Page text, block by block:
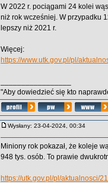
W 2022 r. pociągami 24 kolei
niż rok wcześniej. W przypadku
lepszy niż 2021 r.
Więcej:
https://www.utk.gov.pl/pl/
"Aby dowiedzieć się kto
Wysłany: 23-04-2024, 00:34
Miniony rok pokazał, że koleje
948 tys. osób. To prawie
https://utk.gov.pl/pl/aktualnosci/